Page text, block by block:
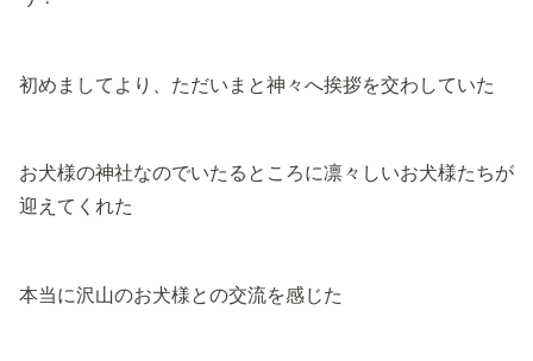
初めましてより、ただいまと神々へ挨拶を交わしていた
お犬様の神社なのでいたるところに凛々しいお犬様たちが
迎えてくれた
本当に沢山のお犬様との交流を感じた